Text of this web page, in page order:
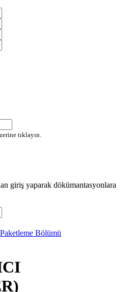
tıklayın.
giriş yaparak dökümantasyonlara
Paketleme Bölümü